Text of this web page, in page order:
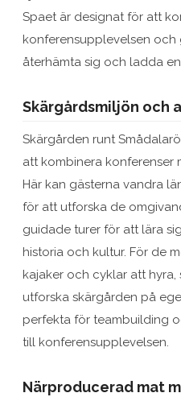
Spaet är designat för att
konferensupplevelsen
återhämta sig och ladda
Skärgårdsmiljön och
Skärgården runt
att kombinera konferenser
Här kan gästerna vandra
för att utforska de
guidade turer för att lära
historia och kultur. För de
kajaker och cyklar att
utforska skärgården på
perfekta för teambuilding
till konferensupplevelsen.
Närproducerad mat